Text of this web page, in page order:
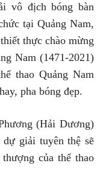
vô địch bóng bàn
tại Quảng Nam,
thực chào mừng
Nam (1471-2021)
thao Quảng Nam
pha bóng đẹp.
(Hải Dương)
giải tuyên thệ sẽ
của thể thao